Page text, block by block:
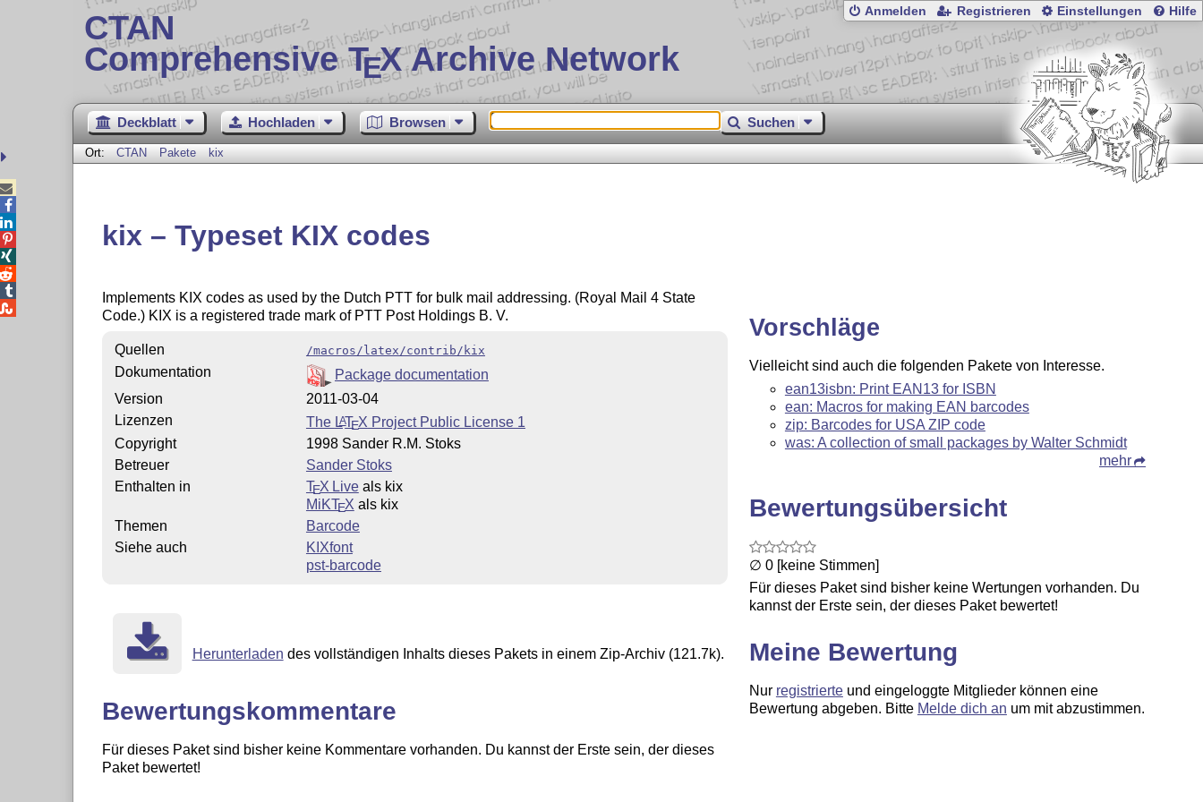
CTAN
Comprehensive TEX Archive Network
Anmelden Registrieren Einstellungen Hilfe
Deckblatt Hochladen Browsen Suchen
Ort: CTAN Pakete kix
kix – Typeset KIX codes
Implements KIX codes as used by the Dutch PTT for bulk mail addressing. (Royal Mail 4 State
Code.) KIX is a registered trade mark of PTT Post Holdings B. V.
Quellen /macros/latex/contrib/kix
Dokumentation
Package documentation
Version
2011-03-04
Lizenzen
The LATEX Project Public License 1
Copyright
1998 Sander R.M. Stoks
Betreuer
Sander Stoks
Enthalten in
TEX Liveals kix
MiKTEX als kix
Themen
Barcode
Siehe auch
KIXfont
pst-barcode
Herunterladen des vollständigen Inhalts dieses Pakets in einem Zip-Archiv (121.7k).
Bewertungskommentare
Für dieses Paket sind bisher keine Kommentare vorhanden. Du kannst der Erste sein, der dieses
Paket bewertet!
Vorschläge
Vielleicht sind auch die folgenden Pakete von Interesse.
ean13isbn: Print EAN13 for ISBN
ean: Macros for making EAN barcodes
zip: Barcodes for USA ZIP code
was: A collection of small packages by Walter Schmidt
mehr
Bewertungsübersicht
∅ 0 [keine Stimmen]
Für dieses Paket sind bisher keine Wertungen vorhanden. Du
kannst der Erste sein, der dieses Paket bewertet!
Meine Bewertung
Nur registrierteund eingeloggte Mitglieder können eine
Bewertung abgeben. Bitte Melde dich an um mit abzustimmen.




